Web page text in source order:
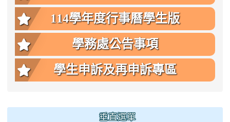
114學年度行事曆學生版
學務處公告事項
學生申訴及再申訴專區
垂直選單